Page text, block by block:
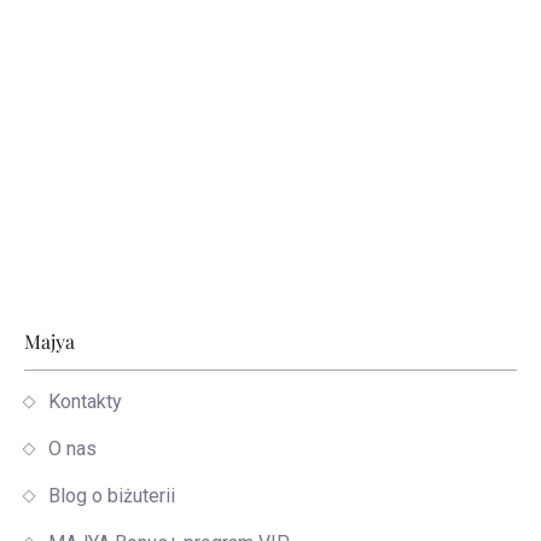
Stopka
Majya
Kontakty
O nas
Blog o biżuterii